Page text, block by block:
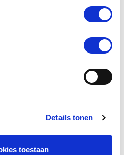
Details tonen
toestaan
in te